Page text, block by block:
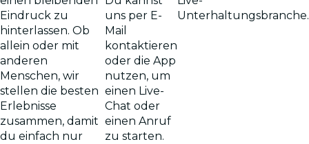
Eindruck zu
hinterlassen. Ob
allein oder mit
anderen
Menschen, wir
stellen die besten
Erlebnisse
zusammen, damit
du einfach nur
uns per E-
Mail
kontaktieren
oder die App
nutzen, um
einen Live-
Chat oder
einen Anruf
zu starten.
Unterhaltungsbranche.